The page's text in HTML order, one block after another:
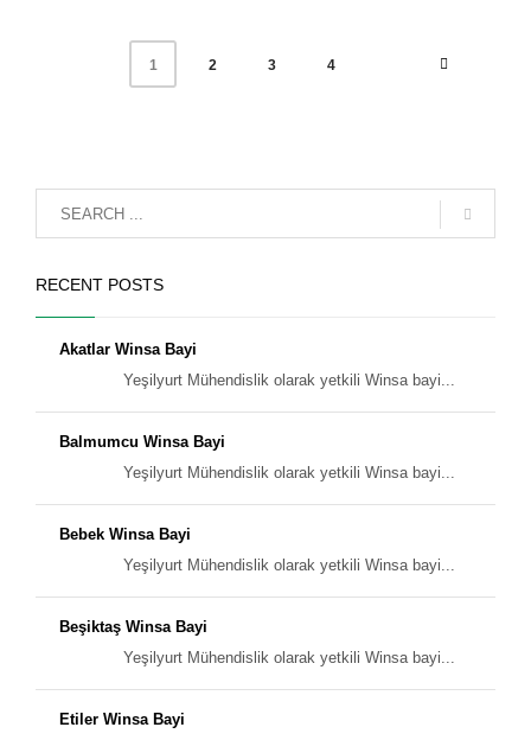
1 2 3 4
RECENT POSTS
Akatlar Winsa Bayi
Yeşilyurt Mühendislik olarak yetkili Winsa bayi...
Balmumcu Winsa Bayi
Yeşilyurt Mühendislik olarak yetkili Winsa bayi...
Bebek Winsa Bayi
Yeşilyurt Mühendislik olarak yetkili Winsa bayi...
Beşiktaş Winsa Bayi
Yeşilyurt Mühendislik olarak yetkili Winsa bayi...
Etiler Winsa Bayi